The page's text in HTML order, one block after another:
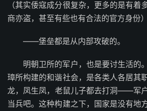
（其实倭寇成分很复杂，更多的是有着
商亦盗，甚至有些也有合法的官方身份）
——堡垒都是从内部攻破的。
明朝卫所的军户，也是要讨生活的
璋所构建的和谐社会，是各类人各居其
龙，凤生凤，老鼠儿子都去打洞——军
当兵吧。这种构建之下，国家是没有地